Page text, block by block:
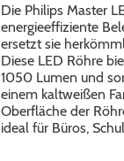
Die Philips Master
energieeffiziente
ersetzt sie
Diese LED Röhre
1050 Lumen und
einem kaltweißen
Oberfläche der
ideal für Büros,